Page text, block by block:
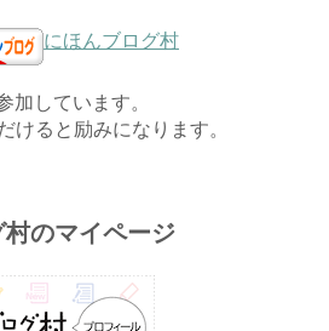
にほんブログ村
加しています。
けると励みになります。
村のマイページ